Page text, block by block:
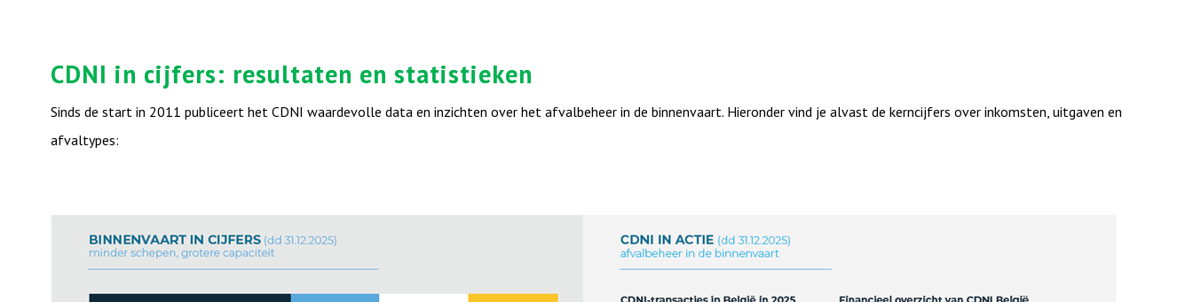
CDNI in cijfers: resultaten en statistieken
Sinds de start in 2011 publiceert het CDNI waardevolle data en inzichten over het afvalbeheer in de binnenvaart. Hieronder vind je alvast de kerncijfers over inkomsten, uitgaven en
afvaltypes: